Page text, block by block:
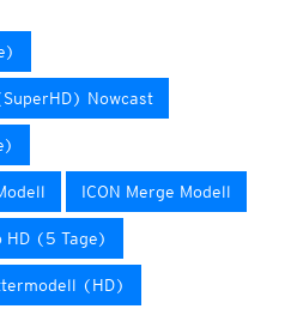
Nowcast
ICON Merge Modell
HD (5 Tage)
(HD)